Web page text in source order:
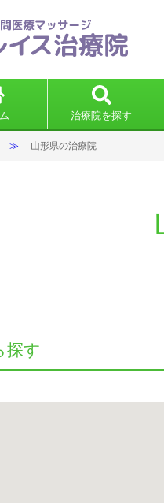
治療院を探す
山形県の治療院
探す